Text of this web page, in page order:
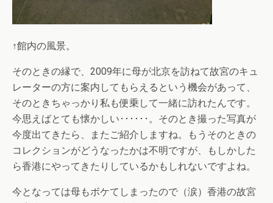
↑館内の風景。
そのときの縁で、2009年に母が北京を訪ねて故宮のキュ
レーターの方に案内してもらえるという機会があって、
そのときちゃっかり私も便乗して一緒に訪れたんです。
今思えばとても懐かしい･･････。そのとき撮った写真が
今度出てきたら、またご紹介しますね。もうそのときの
コレクションがどうなったかは不明ですが、もしかした
ら香港にやってきたりしているかもしれないですよね。
今となっては母もボケてしまったので（涙）香港の故宮